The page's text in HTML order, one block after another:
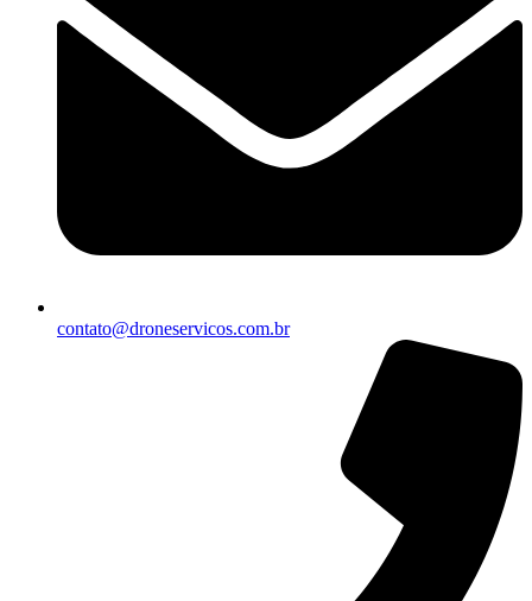
contato@droneservicos.com.br